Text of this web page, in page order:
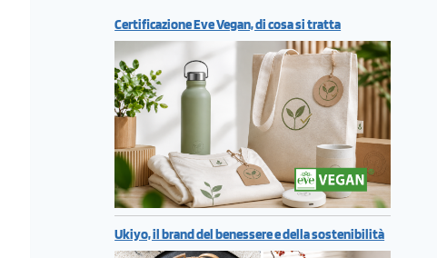
Certificazione Eve Vegan, di cosa si tratta
Ukiyo, il brand del benessere e della sostenibilità